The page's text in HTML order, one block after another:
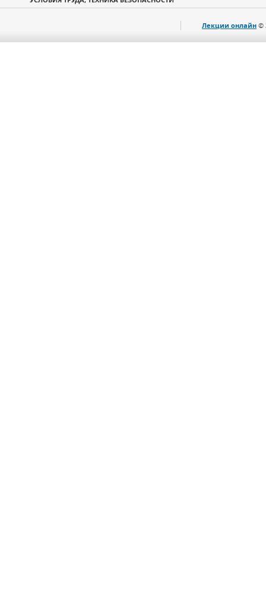
Лекции онлайн ©